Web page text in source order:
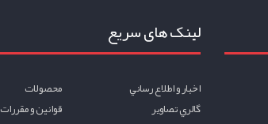
لینک های سریع
اخبار و اطلاع رساني
محصولات
گالري تصاوير
قوانين و مقررات